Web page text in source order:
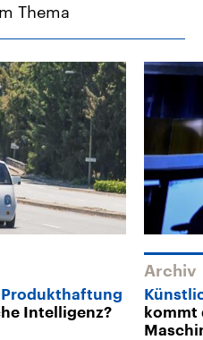
Thema
Produkthaftung
Intelligenz?
Archiv
kommt